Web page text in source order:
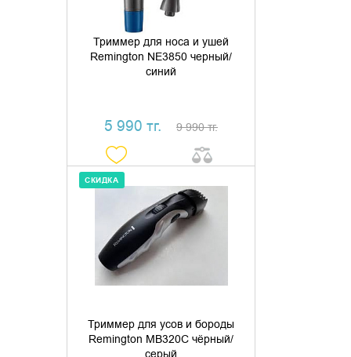
Триммер для носа и ушей
Remington NE3850 черный/
синий
5 990 тг. 9 990 тг.
Триммер для усов и бороды
Remington MB320C чёрный/
СКИДКА
ДОБАВИТЬ В КОРЗИНУ
КУПИТЬ В 1 КЛИК